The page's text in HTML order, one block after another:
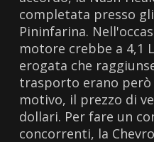
completata presso
Pininfarina.
motore crebbe a 4,1
erogata che
trasporto erano
motivo, il prezzo di
dollari. Per fare un
concorrenti, la